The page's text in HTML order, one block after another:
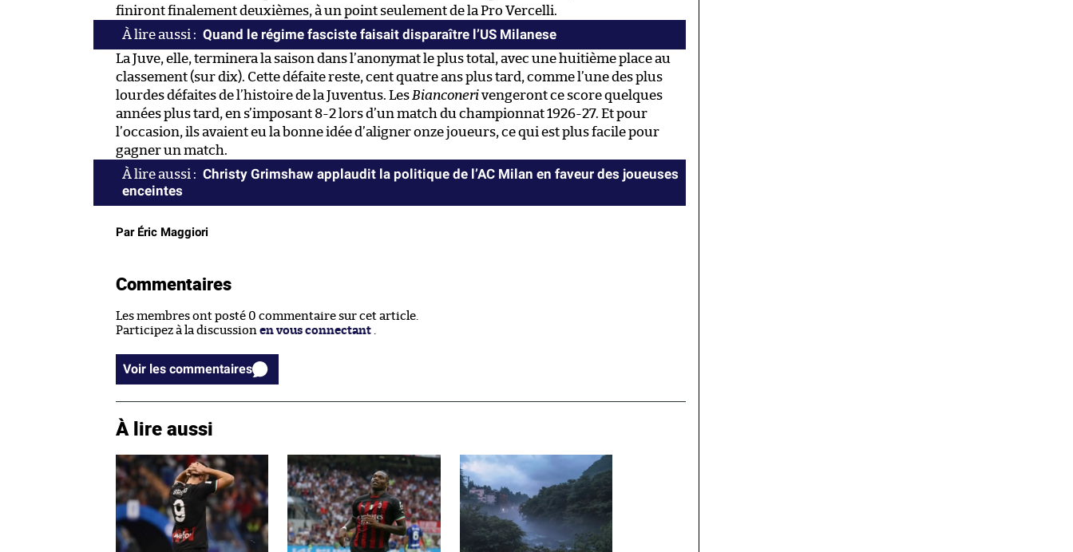
finiront finalement deuxièmes, à un point seulement de la Pro Vercelli.
Quand le régime fasciste faisait disparaître l’US Milanese
La Juve, elle, terminera la saison dans l’anonymat le plus total, avec une huitième place au
classement (sur dix). Cette défaite reste, cent quatre ans plus tard, comme l’une des plus
lourdes défaites de l’histoire de la Juventus. Les Bianconerivengeront ce score quelques
années plus tard, en s’imposant 8-2 lors d’un match du championnat 1926-27. Et pour
l’occasion, ils avaient eu la bonne idée d’aligner onze joueurs, ce qui est plus facile pour
gagner un match.
Christy Grimshaw applaudit la politique de l’AC Milan en faveur des joueuses
enceintes
Par Éric Maggiori
Commentaires
Les membres ont posté 0 commentaire sur cet article.
Participez à la discussion en vous connectant
Voir les commentaires
À lire aussi